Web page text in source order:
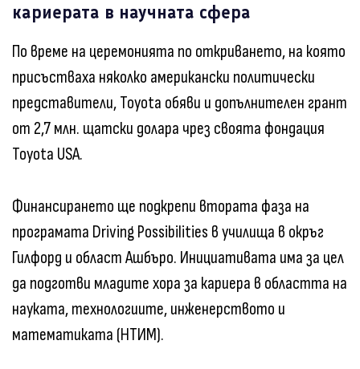
кариерата в научната сфера
По време на церемонията по откриването, на която
присъстваха няколко американски политически
представители, Toyota обяви и допълнителен грант
от 2,7 млн. щатски долара чрез своята фондация
Toyota USA.
Финансирането ще подкрепи втората фаза на
програмата Driving Possibilities в училища в окръг
Гилфорд и област Ашбъро. Инициативата има за цел
да подготви младите хора за кариера в областта на
науката, технологиите, инженерството и
математиката (НТИМ).